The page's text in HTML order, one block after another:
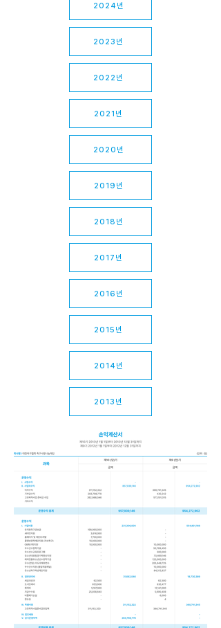
2024년
2023년
2022년
2021년
2020년
2019년
2018년
2017년
2016년
2015년
2014년
2013년